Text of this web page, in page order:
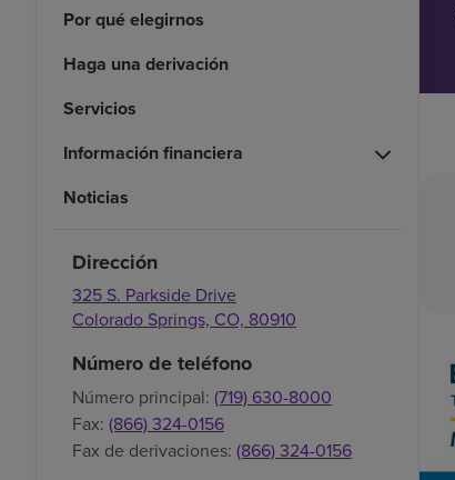
Por qué elegirnos
Haga una derivación
Servicios
Información financiera
Noticias
Dirección
325 S. Parkside Drive
Colorado Springs, CO, 80910
Número de teléfono
Número principal: (719) 630-8000
Fax: (866) 324-0156
Fax de derivaciones: (866) 324-0156